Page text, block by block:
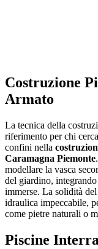
Costruzione
Armato
La tecnica della
riferimento per chi
confini nella
Caramagna Piemonte
modellare la vasca
del giardino,
immerse. La solidità
idraulica impeccabile,
come pietre naturali o
Piscine